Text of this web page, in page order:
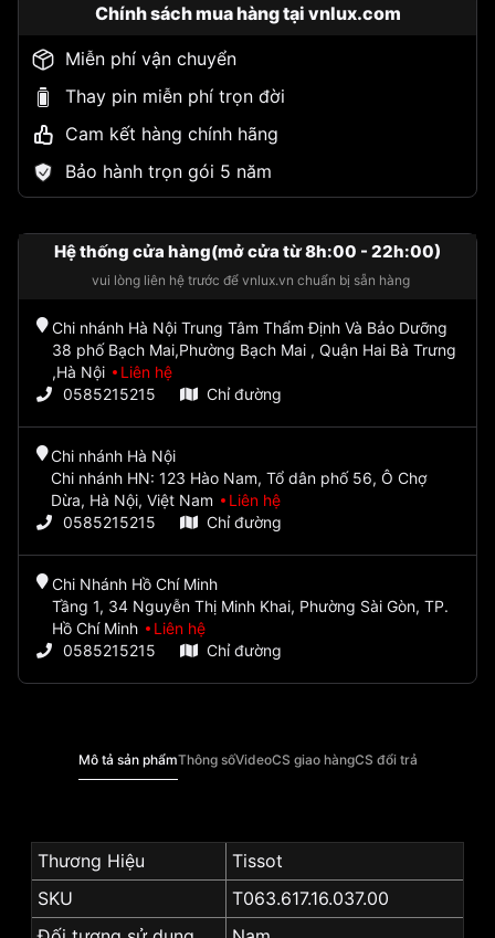
Chính sách mua hàng tại vnlux.com
Miễn phí vận chuyển
Thay pin miễn phí trọn đời
Cam kết hàng chính hãng
Bảo hành trọn gói 5 năm
Hệ thống cửa hàng(mở cửa từ 8h:00 - 22h:00)
vui lòng liên hệ trước để vnlux.vn chuẩn bị sẵn hàng
Chi nhánh Hà Nội Trung Tâm Thẩm Định Và Bảo Dưỡng
38 phố Bạch Mai,Phường Bạch Mai , Quận Hai Bà Trưng
,Hà Nội
Liên hệ
0585215215
Chỉ đường
Chi nhánh Hà Nội
Chi nhánh HN: 123 Hào Nam, Tổ dân phố 56, Ô Chợ
Dừa, Hà Nội, Việt Nam
Liên hệ
0585215215
Chỉ đường
Chi Nhánh Hồ Chí Minh
Tầng 1, 34 Nguyễn Thị Minh Khai, Phường Sài Gòn, TP.
Hồ Chí Minh
Liên hệ
0585215215
Chỉ đường
Mô tả sản phẩmThông sốVideoCS giao hàngCS đổi trả
Thương Hiệu
Tissot
SKU
T063.617.16.037.00